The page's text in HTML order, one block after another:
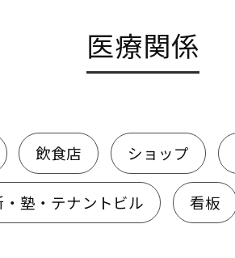
医療関係
飲食店 ショップ
塾・テナントビル 看板